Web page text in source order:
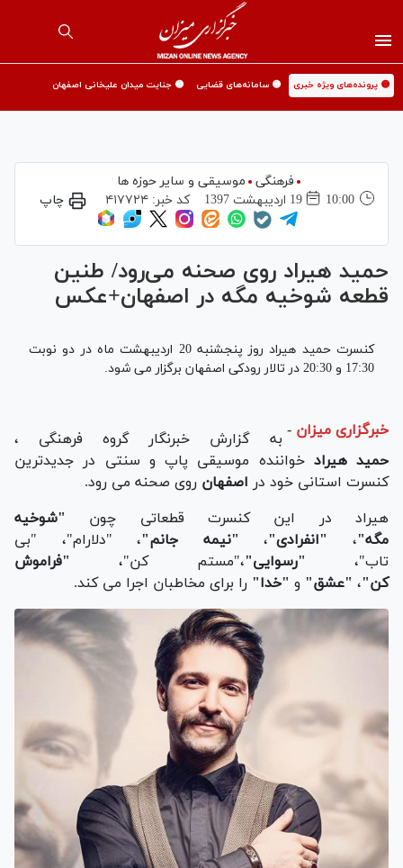
🟡 پرونده‌های ویژه خبری 🟡 سامانه‌های قضایی 🟡 جنایت میدان علیخانی اصفهان
فرهنگی
موسیقی و سایر حوزه ها
10:00
19 ارديبهشت 1397 کد خبر: ۴۱۷۷۲۴ چاپ
حمید هیراد روی صحنه می‌رود/ طنین
قطعه شوخیه مگه در اصفهان+عکس
کنسرت حمید هیراد روز پنجشنبه 20 اردیبهشت ماه در دو نوبت
17:30 و 20:30 در تالار رودکی اصفهان برگزار می شود.
خبرگزاری میزان - به گزارش خبرنگار گروه فرهنگی ،
حمید هیراد خواننده موسیقی پاپ و سنتی در جدیدترین
کنسرت استانی خود در اصفهان روی صحنه می رود.
هیراد در این کنسرت قطعاتی چون "شوخیه
مگه"، "انفرادی"،"نیمه جانم"، "دلارام"، "بی
تاب"، "رسوایی"،"مستم کن"، "فراموش
کن"، "عشق" و "خدا" را برای مخاطبان اجرا می کند.